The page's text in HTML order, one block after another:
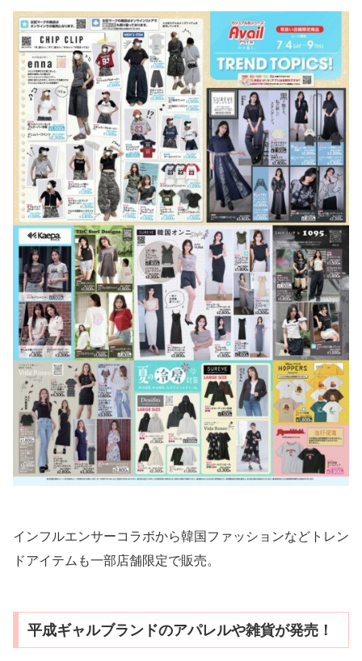
インフルエンサーコラボから韓国ファッションなどトレン
ドアイテムも一部店舗限定で販売。
平成ギャルブランドのアパレルや雑貨が発売！